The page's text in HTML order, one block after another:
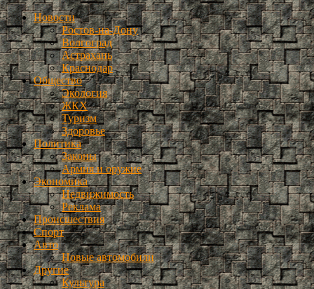
Новости
Ростов-на-Дону
Волгоград
Астрахань
Краснодар
Общество
Экология
ЖКХ
Туризм
Здоровье
Политика
Законы
Армия и оружие
Экономика
Недвижимость
Реклама
Происшествия
Спорт
Авто
Новые автомобили
Другие
Культура